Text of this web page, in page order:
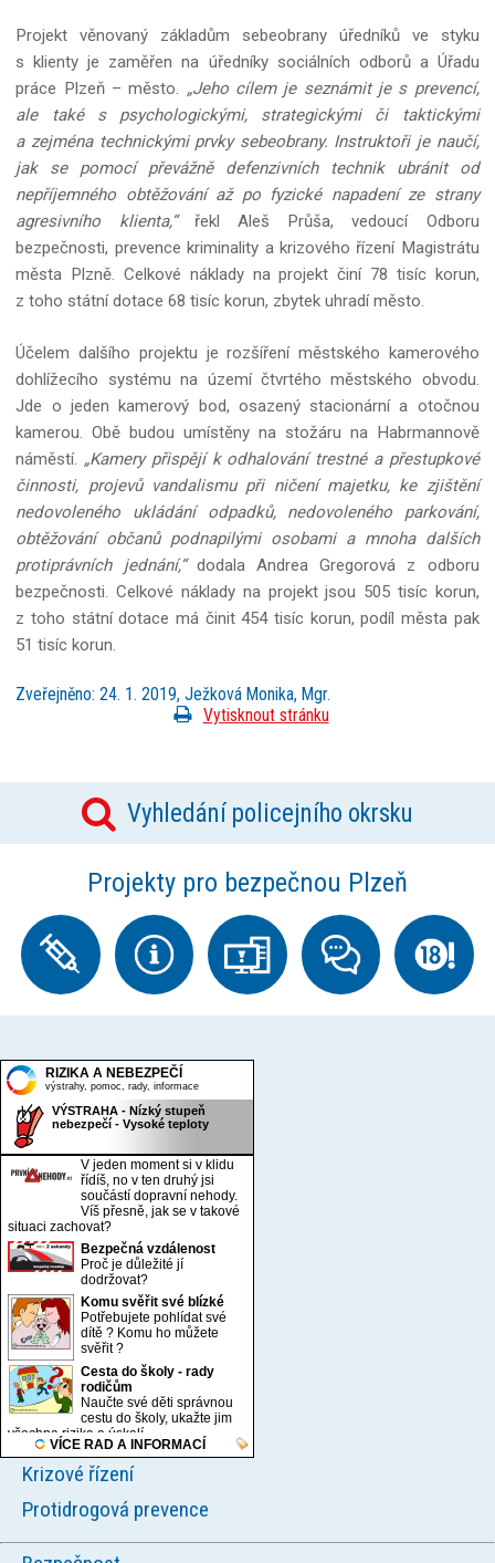
Projekt věnovaný základům sebeobrany úředníků ve styku
s klienty je zaměřen na úředníky sociálních odborů a Úřadu
práce Plzeň – město. „Jeho cílem je seznámit je s prevencí,
ale také s psychologickými, strategickými či taktickými
a zejména technickými prvky sebeobrany. Instruktoři je naučí,
jak se pomocí převážně defenzivních technik ubránit od
nepříjemného obtěžování až po fyzické napadení ze strany
agresivního klienta,“ řekl Aleš Průša, vedoucí Odboru
bezpečnosti, prevence kriminality a krizového řízení Magistrátu
města Plzně. Celkové náklady na projekt činí 78 tisíc korun,
z toho státní dotace 68 tisíc korun, zbytek uhradí město.
Účelem dalšího projektu je rozšíření městského kamerového
dohlížecího systému na území čtvrtého městského obvodu.
Jde o jeden kamerový bod, osazený stacionární a otočnou
kamerou. Obě budou umístěny na stožáru na Habrmannově
náměstí. „Kamery přispějí k odhalování trestné a přestupkové
činnosti, projevů vandalismu při ničení majetku, ke zjištění
nedovoleného ukládání odpadků, nedovoleného parkování,
obtěžování občanů podnapilými osobami a mnoha dalších
protiprávních jednání,“ dodala Andrea Gregorová z odboru
bezpečnosti. Celkové náklady na projekt jsou 505 tisíc korun,
z toho státní dotace má činit 454 tisíc korun, podíl města pak
51 tisíc korun.
Zveřejněno: 24. 1. 2019, Ježková Monika, Mgr.
Vytisknout stránku
Vyhledání policejního okrsku
Projekty pro bezpečnou Plzeň
Krizové řízení
Oddělení krizového řízení
Kopeckého sady 11, Plzeň
Protidrogová prevence
CPPT o.p.s.